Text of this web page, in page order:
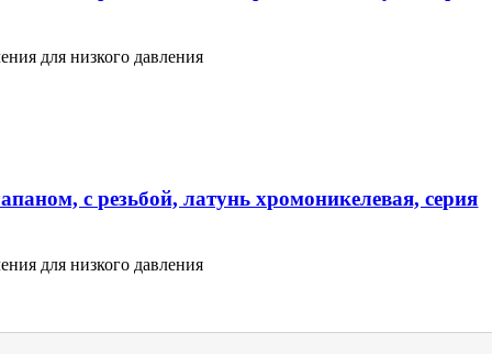
для низкого давления
с резьбой, латунь хромоникелевая, серия
для низкого давления